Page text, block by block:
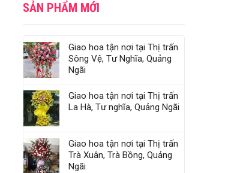
SẢN PHẨM MỚI
Giao hoa tận nơi tại Thị trấn
Sông Vệ, Tư Nghĩa, Quảng
Ngãi
Giao hoa tận nơi tại Thị trấn
La Hà, Tư nghĩa, Quảng Ngãi
Giao hoa tận nơi tại Thị trấn
Trà Xuân, Trà Bồng, Quảng
Ngãi